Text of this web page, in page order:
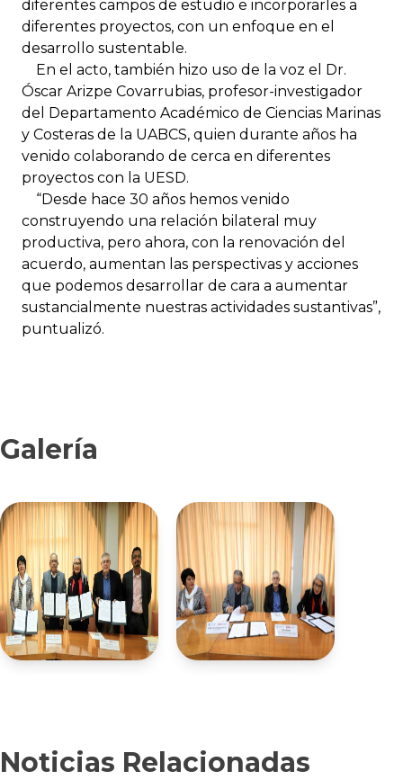
diferentes campos de estudio e incorporarles a
diferentes proyectos, con un enfoque en el
desarrollo sustentable.
En el acto, también hizo uso de la voz el Dr.
Óscar Arizpe Covarrubias, profesor-investigador
del Departamento Académico de Ciencias Marinas
y Costeras de la UABCS, quien durante años ha
venido colaborando de cerca en diferentes
proyectos con la UESD.
“Desde hace 30 años hemos venido
construyendo una relación bilateral muy
productiva, pero ahora, con la renovación del
acuerdo, aumentan las perspectivas y acciones
que podemos desarrollar de cara a aumentar
sustancialmente nuestras actividades sustantivas”,
puntualizó.
Galería
Noticias Relacionadas